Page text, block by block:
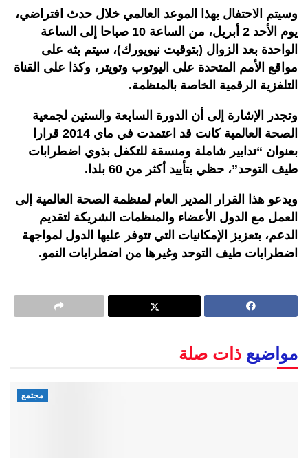
وسيتم الاحتفال بهذا الموعد العالمي خلال حدث افتراضي،
يوم الأحد 2 أبريل، من الساعة 10 صباحا إلى الساعة
الواحدة بعد الزوال (بتوقيت نيويورك)، سيتم بثه على
مواقع الأمم المتحدة على اليوتوب وتويتر، وكذا على القناة
التلفزية الرقمية الخاصة بالمنظمة.
وتجدر الإشارة إلى أن الدورة السابعة والستين لجمعية
الصحة العالمية كانت قد اعتمدت في ماي 2014 قرارا
بعنوان “تدابير شاملة ومنسقة للتكفل بذوي اضطرابات
طيف التوحد”، حظي بتأييد أكثر من 60 بلدا.
ويدعو هذا القرار المدير العام لمنظمة الصحة العالمية إلى
العمل مع الدول الأعضاء والمنظمات الشريكة لتقديم
الدعم، بتعزيز الإمكانيات التي تتوفر عليها الدول لمواجهة
اضطرابات طيف التوحد وغيرها من اضطرابات النمو.
مواضيع ذات صلة
مجتمع